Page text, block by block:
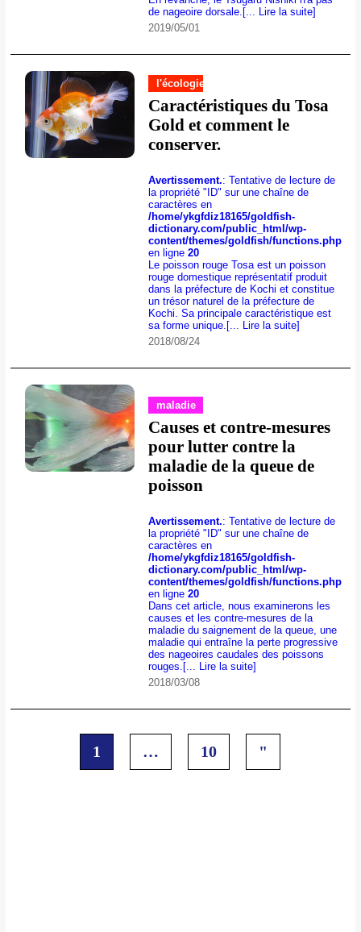
de nageoire dorsale. [... Lire la suite]
2019/05/01
l'écologie
Caractéristiques du Tosa
Gold et comment le
conserver.
Avertissement.: Tentative de lecture de
la propriété "ID" sur une chaîne de
caractères en
/home/ykgfdiz18165/goldfish-
dictionary.com/public_html/wp-
content/themes/goldfish/functions.php
en ligne20
Le poisson rouge Tosa est un poisson
rouge domestique représentatif produit
dans la préfecture de Kochi et constitue
un trésor naturel de la préfecture de
Kochi. Sa principale caractéristique est
sa forme unique. [... Lire la suite]
2018/08/24
maladie
Causes et contre-mesures
pour lutter contre la
maladie de la queue de
poisson
Avertissement.: Tentative de lecture de
la propriété "ID" sur une chaîne de
caractères en
/home/ykgfdiz18165/goldfish-
dictionary.com/public_html/wp-
content/themes/goldfish/functions.php
en ligne20
Dans cet article, nous examinerons les
causes et les contre-mesures de la
maladie du saignement de la queue, une
maladie qui entraîne la perte progressive
des nageoires caudales des poissons
rouges. [... Lire la suite]
2018/03/08
1 … 10 "